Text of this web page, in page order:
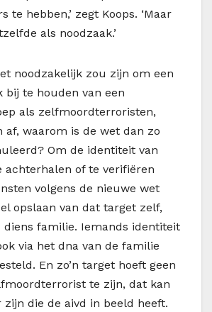
te hebben,’ zegt Koops. ‘Maar
als noodzaak.’
noodzakelijk zou zijn om een
bij te houden van een
als zelfmoordterroristen,
af, waarom is de wet dan zo
Om de identiteit van
achterhalen of te verifiëren
volgens de nieuwe wet
opslaan van dat target zelf,
diens familie. Iemands identiteit
via het dna van de familie
En zo’n target hoeft geen
te zijn, dat kan
zijn die de aivd in beeld heeft.